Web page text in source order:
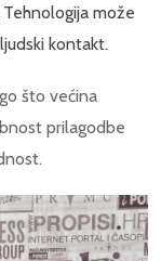
može
kontakt.
što većina
prilagodbe